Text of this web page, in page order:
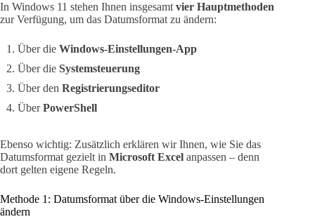
In Windows 11 stehen Ihnen insgesamt vier Hauptmethoden
zur Verfügung, um das Datumsformat zu ändern:
Über die Windows-Einstellungen-App
Über die Systemsteuerung
Über den Registrierungseditor
ÜberPowerShell
Ebenso wichtig: Zusätzlich erklären wir Ihnen, wie Sie das
Datumsformat gezielt in Microsoft Excel anpassen – denn
dort gelten eigene Regeln.
Methode 1: Datumsformat über die Windows-Einstellungen
ändern